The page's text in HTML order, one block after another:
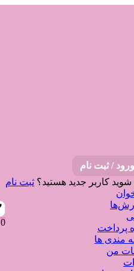
ورود / ثبت نام
شوید کاربر جدید هستید؟ ثبت نام
پرداخت
مندی ها
من
0